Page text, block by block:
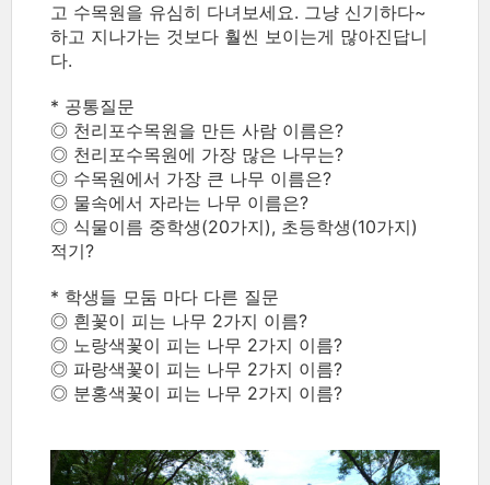
고 수목원을 유심히 다녀보세요. 그냥 신기하다~
하고 지나가는 것보다 훨씬 보이는게 많아진답니
다.
* 공통질문
◎ 천리포수목원을 만든 사람 이름은?
◎ 천리포수목원에 가장 많은 나무는?
◎ 수목원에서 가장 큰 나무 이름은?
◎ 물속에서 자라는 나무 이름은?
◎ 식물이름 중학생(20가지), 초등학생(10가지)
적기?
* 학생들 모둠 마다 다른 질문
◎ 흰꽃이 피는 나무 2가지 이름?
◎ 노랑색꽃이 피는 나무 2가지 이름?
◎ 파랑색꽃이 피는 나무 2가지 이름?
◎ 분홍색꽃이 피는 나무 2가지 이름?